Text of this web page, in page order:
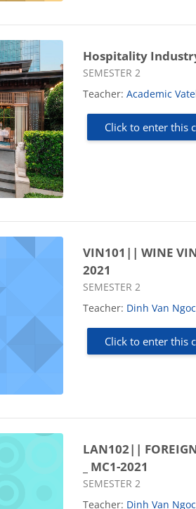
Hospitality
Course category
SEMESTER 2
Teacher:Academic
Click to enter this
VIN101|| WINE
2021
Course category
SEMESTER 2
Teacher: Dinh Van
Click to enter this
LAN102||
_ MC1-2021
Course category
SEMESTER 2
Teacher: Dinh Van